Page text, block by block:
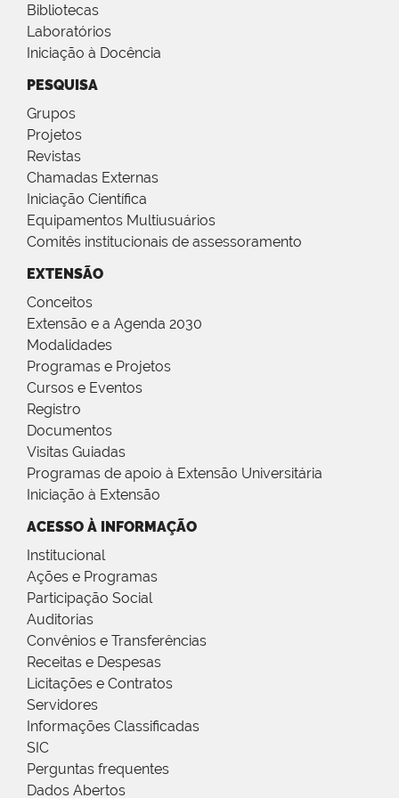
Bibliotecas
Laboratórios
Iniciação à Docência
PESQUISA
Grupos
Projetos
Revistas
Chamadas Externas
Iniciação Científica
Equipamentos Multiusuários
Comitês institucionais de assessoramento
EXTENSÃO
Conceitos
Extensão e a Agenda 2030
Modalidades
Programas e Projetos
Cursos e Eventos
Registro
Documentos
Visitas Guiadas
Programas de apoio à Extensão Universitária
Iniciação à Extensão
ACESSO À INFORMAÇÃO
Institucional
Ações e Programas
Participação Social
Auditorias
Convênios e Transferências
Receitas e Despesas
Licitações e Contratos
Servidores
Informações Classificadas
SIC
Perguntas frequentes
Dados Abertos